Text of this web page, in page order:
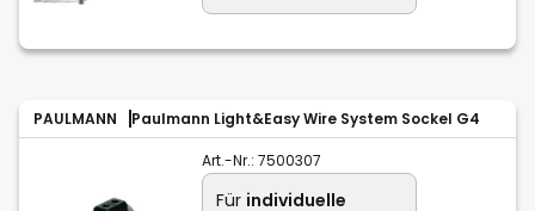
PAULMANN Paulmann Light&Easy Wire System Sockel G4
Art.-Nr.: 7500307
Für individuelle